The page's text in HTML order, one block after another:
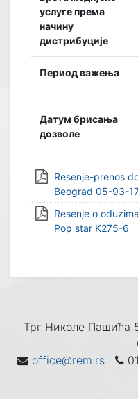
услуге према
начину
дистрибуције
Период важења
Датум брисања
дозволе
Resenje-prenos
Beograd 05-93-
Resenje o
Pop star K275-6
Трг Николе Пашића
office@rem.rs